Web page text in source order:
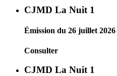
CJMD La Nuit 1
Émission du 26 juillet 2026
Consulter
CJMD La Nuit 1